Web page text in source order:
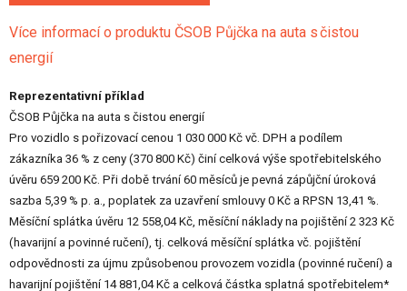
Více informací o produktu ČSOB Půjčka na auta s čistou
energií
Reprezentativní příklad
ČSOB Půjčka na auta s čistou energií
Pro vozidlo s pořizovací cenou 1 030 000 Kč vč. DPH a podílem
zákazníka 36 % z ceny (370 800 Kč) činí celková výše spotřebitelského
úvěru 659 200 Kč. Při době trvání 60 měsíců je pevná zápůjční úroková
sazba 5,39 % p. a., poplatek za uzavření smlouvy 0 Kč a RPSN 13,41 %.
Měsíční splátka úvěru 12 558,04 Kč, měsíční náklady na pojištění 2 323 Kč
(havarijní a povinné ručení), tj. celková měsíční splátka vč. pojištění
odpovědnosti za újmu způsobenou provozem vozidla (povinné ručení) a
havarijní pojištění 14 881,04 Kč a celková částka splatná spotřebitelem*